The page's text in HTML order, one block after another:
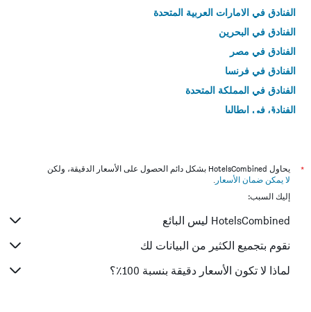
الفنادق في الامارات العربية المتحدة
الفنادق في البحرين
الفنادق في مصر
الفنادق في فرنسا
الفنادق في المملكة المتحدة
الفنادق في إيطاليا
*
يحاول HotelsCombined بشكل دائم الحصول على الأسعار الدقيقة، ولكن
لا يمكن ضمان الأسعار .
إليك السبب:
HotelsCombined ليس البائع
نقوم بتجميع الكثير من البيانات لك
لماذا لا تكون الأسعار دقيقة بنسبة 100٪؟